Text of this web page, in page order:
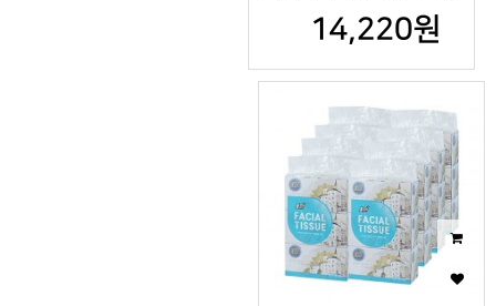
팩)*10팩=60개
14,220원